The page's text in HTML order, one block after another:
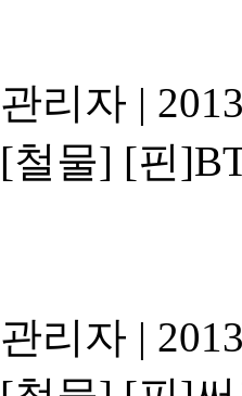
관리자 |
[철물] [핀
관리자 |